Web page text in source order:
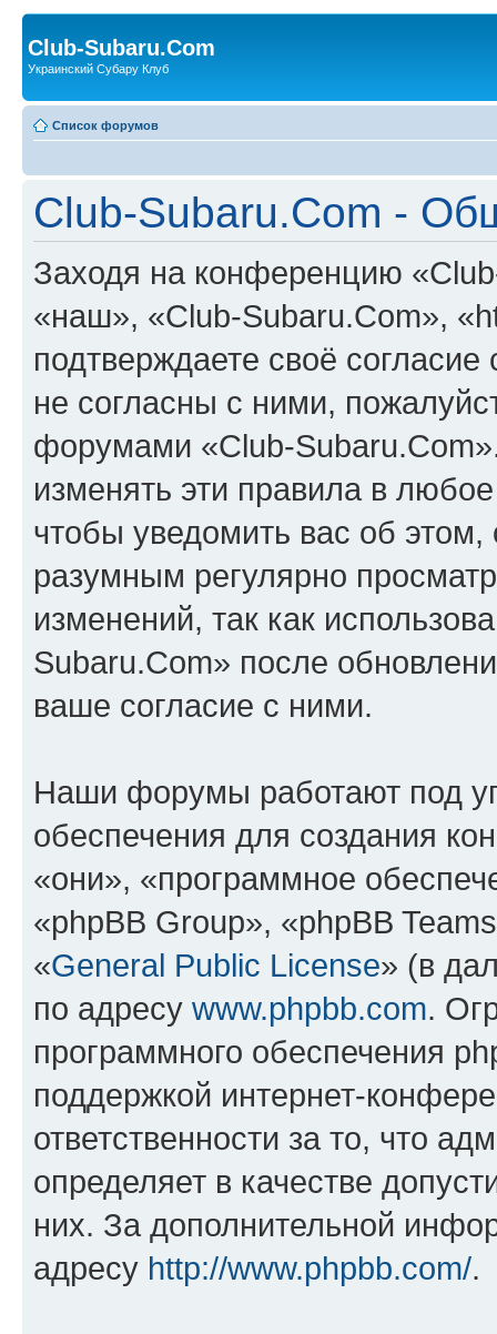
Club-Subaru.Com
Украинский Субару Клуб
Список форумов
Club-Subaru.Com -
Заходя на конференцию
«наш», «Club-Subaru.Com»,
подтверждаете своё
не согласны с ними,
форумами «Club-
изменять эти правила в
чтобы уведомить вас об
разумным регулярно
изменений, так как
Subaru.Com» после
ваше согласие с ними.
Наши форумы работают под
обеспечения для создания
«они», «программное
«phpBB Group», «phpBB
«General Public License» (в
по адресу www.phpbb.com.
программного обеспечения
поддержкой интернет-
ответственности за то, что
определяет в качестве
них. За дополнительной
адресу http://www.phpbb.com/.